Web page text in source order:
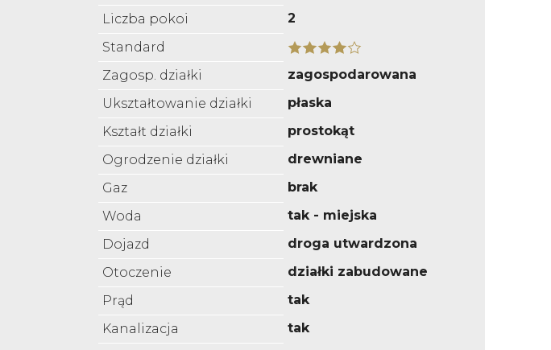
Liczba pokoi
2
Standard
Zagosp. działki
zagospodarowana
Ukształtowanie działki
płaska
Kształt działki
prostokąt
Ogrodzenie działki
drewniane
Gaz
brak
Woda
tak - miejska
Dojazd
droga utwardzona
Otoczenie
działki zabudowane
Prąd
tak
Kanalizacja
tak